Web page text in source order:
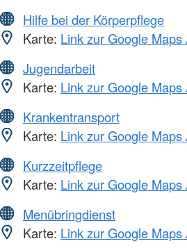
Hilfe bei der Körperpflege
Karte: Link zur Google Maps
Jugendarbeit
Karte: Link zur Google Maps
Krankentransport
Karte: Link zur Google Maps
Kurzzeitpflege
Karte: Link zur Google Maps
Menübringdienst
Karte: Link zur Google Maps